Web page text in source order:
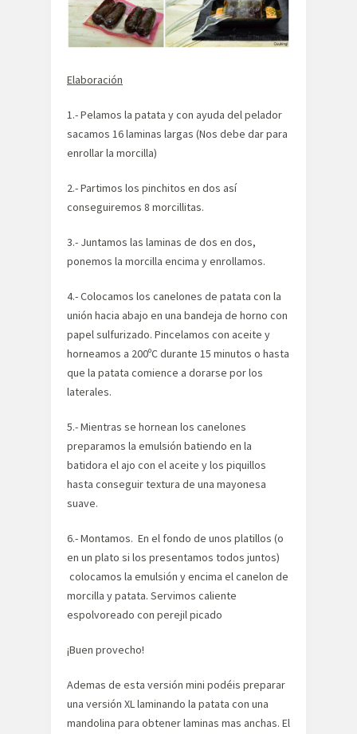
Elaboración
1.- Pelamos la patata y con ayuda del pelador
sacamos 16 laminas largas (Nos debe dar para
enrollar la morcilla)
2.- Partimos los pinchitos en dos así
conseguiremos 8 morcillitas.
3.- Juntamos las laminas de dos en dos,
ponemos la morcilla encima y enrollamos.
4.- Colocamos los canelones de patata con la
unión hacia abajo en una bandeja de horno con
papel sulfurizado. Pincelamos con aceite y
horneamos a 200ºC durante 15 minutos o hasta
que la patata comience a dorarse por los
laterales.
5.- Mientras se hornean los canelones
preparamos la emulsión batiendo en la
batidora el ajo con el aceite y los piquillos
hasta conseguir textura de una mayonesa
suave.
6.- Montamos. En el fondo de unos platillos (o
en un plato si los presentamos todos juntos)
colocamos la emulsión y encima el canelon de
morcilla y patata. Servimos caliente
espolvoreado con perejil picado
¡Buen provecho!
Ademas de esta versión mini podéis preparar
una versión XL laminando la patata con una
mandolina para obtener laminas mas anchas. El